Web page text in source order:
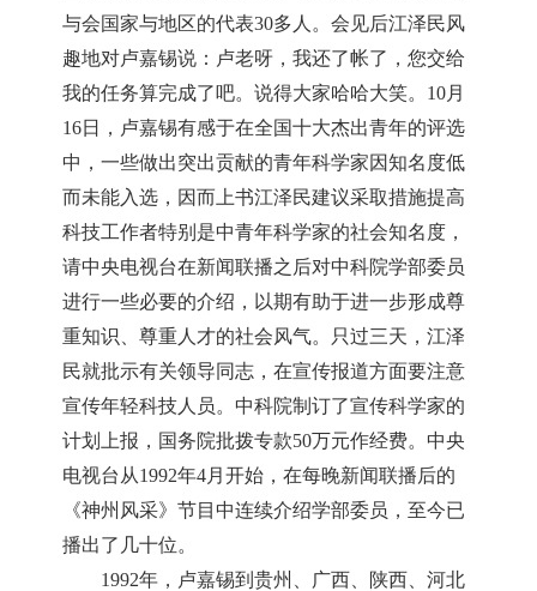
与会国家与地区的代表30多人。会见后江泽民风
趣地对卢嘉锡说：卢老呀，我还了帐了，您交给
我的任务算完成了吧。说得大家哈哈大笑。10月
16日，卢嘉锡有感于在全国十大杰出青年的评选
中，一些做出突出贡献的青年科学家因知名度低
而未能入选，因而上书江泽民建议采取措施提高
科技工作者特别是中青年科学家的社会知名度，
请中央电视台在新闻联播之后对中科院学部委员
进行一些必要的介绍，以期有助于进一步形成尊
重知识、尊重人才的社会风气。只过三天，江泽
民就批示有关领导同志，在宣传报道方面要注意
宣传年轻科技人员。中科院制订了宣传科学家的
计划上报，国务院批拨专款50万元作经费。中央
电视台从1992年4月开始，在每晚新闻联播后的
《神州风采》节目中连续介绍学部委员，至今已
播出了几十位。
1992年，卢嘉锡到贵州、广西、陕西、河北